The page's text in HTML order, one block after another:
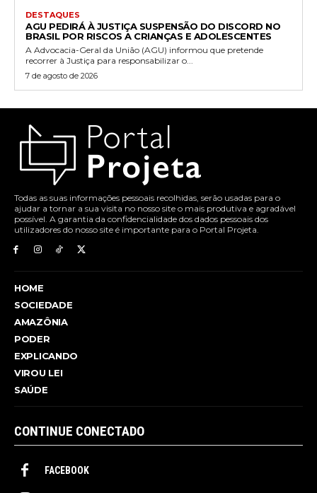
DESTAQUES
AGU PEDIRÁ À JUSTIÇA SUSPENSÃO DO DISCORD NO
BRASIL POR RISCOS A CRIANÇAS E ADOLESCENTES
A Advocacia-Geral da União (AGU) informou que pretende
recorrer à Justiça para responsabilizar o...
7 de agosto de 2026
Todas as suas informações pessoais recolhidas, serão usadas para o
ajudar a tornar a sua visita no nosso site o mais produtiva e agradável
possível. A garantia da confidencialidade dos dados pessoais dos
utilizadores do nosso site é importante para o Portal Projeta.
HOME
SOCIEDADE
AMAZÔNIA
PODER
EXPLICANDO
VIROU LEI
SAÚDE
CONTINUE CONECTADO
FACEBOOK